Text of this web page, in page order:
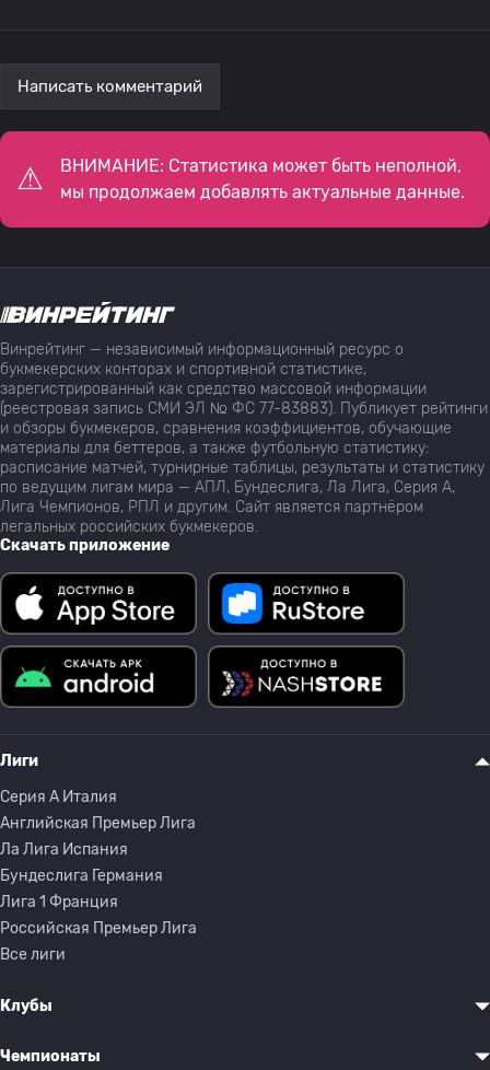
Написать комментарий
ВНИМАНИЕ: Статистика может быть неполной,
мы продолжаем добавлять актуальные данные.
Винрейтинг — независимый информационный ресурс о
букмекерских конторах и спортивной статистике,
зарегистрированный как средство массовой информации
(реестровая запись СМИ ЭЛ № ФС 77-83883). Публикует рейтинги
и обзоры букмекеров, сравнения коэффициентов, обучающие
материалы для беттеров, а также футбольную статистику:
расписание матчей, турнирные таблицы, результаты и статистику
по ведущим лигам мира — АПЛ, Бундеслига, Ла Лига, Серия А,
Лига Чемпионов, РПЛ и другим. Сайт является партнёром
легальных российских букмекеров.
Скачать приложение
Лиги
Серия A Италия
Английская Премьер Лига
Ла Лига Испания
Бундеслига Германия
Лига 1 Франция
Российская Премьер Лига
Все лиги
Клубы
Чемпионаты